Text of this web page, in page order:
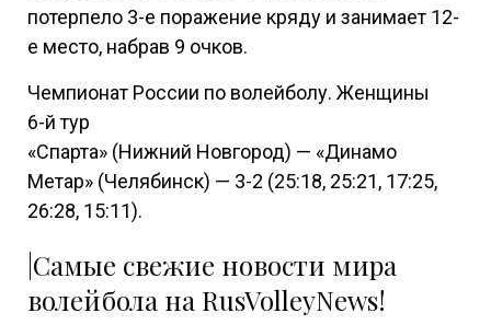
потерпело 3-е поражение кряду и занимает 12-
е место, набрав 9 очков.
Чемпионат России по волейболу. Женщины
6-й тур
«Спарта» (Нижний Новгород) — «Динамо
Метар» (Челябинск) — 3-2 (25:18, 25:21, 17:25,
26:28, 15:11).
|Самые свежие новости мира
волейбола на RusVolleyNews!